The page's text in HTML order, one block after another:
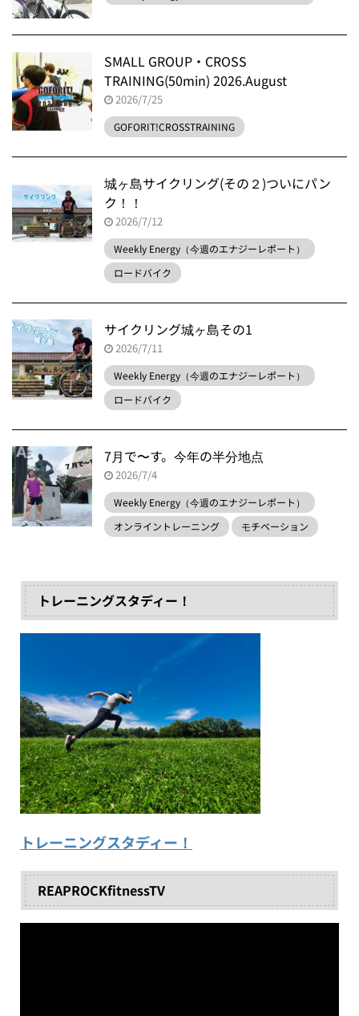
SMALL GROUP・CROSS
TRAINING(50min) 2026.August
2026/7/25
GOFORIT!CROSSTRAINING
城ヶ島サイクリング(その２)ついにパン
ク！！
2026/7/12
Weekly Energy（今週のエナジーレポート）
ロードバイク
サイクリング城ヶ島その1
2026/7/11
Weekly Energy（今週のエナジーレポート）
ロードバイク
7月で〜す。今年の半分地点
2026/7/4
Weekly Energy（今週のエナジーレポート）
オンライントレーニング
モチベーション
トレーニングスタディー！
トレーニングスタディー！
REAPROCKfitnessTV